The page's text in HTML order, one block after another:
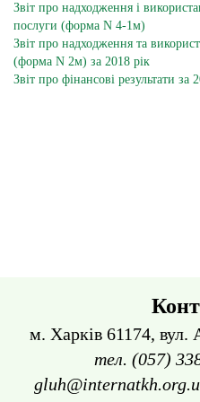
Звіт про надходження і
послуги (форма N 4-1м)
Звіт про надходження та
(форма N 2м) за 2018 рік
Звіт про фінансові результати
м. Харків 61174, вул.
тел. (057)